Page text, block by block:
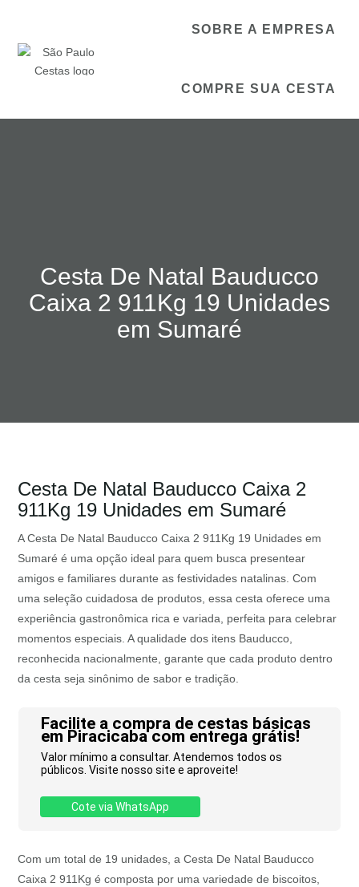
SOBRE A EMPRESA
COMPRE SUA CESTA
Cesta De Natal Bauducco
Caixa 2 911Kg 19 Unidades
em Sumaré
Cesta De Natal Bauducco Caixa 2
911Kg 19 Unidades em Sumaré
A Cesta De Natal Bauducco Caixa 2 911Kg 19 Unidades em
Sumaré é uma opção ideal para quem busca presentear
amigos e familiares durante as festividades natalinas. Com
uma seleção cuidadosa de produtos, essa cesta oferece uma
experiência gastronômica rica e variada, perfeita para celebrar
momentos especiais. A qualidade dos itens Bauducco,
reconhecida nacionalmente, garante que cada produto dentro
da cesta seja sinônimo de sabor e tradição.
Facilite a compra de cestas básicas
em Piracicaba com entrega grátis!
Valor mínimo a consultar. Atendemos todos os
públicos. Visite nosso site e aproveite!
Cote via WhatsApp
Com um total de 19 unidades, a Cesta De Natal Bauducco
Caixa 2 911Kg é composta por uma variedade de biscoitos,